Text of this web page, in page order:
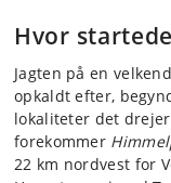
Hvor
Jagten på en
opkaldt efter,
lokaliteter det
forekommer
22 km nordvest for